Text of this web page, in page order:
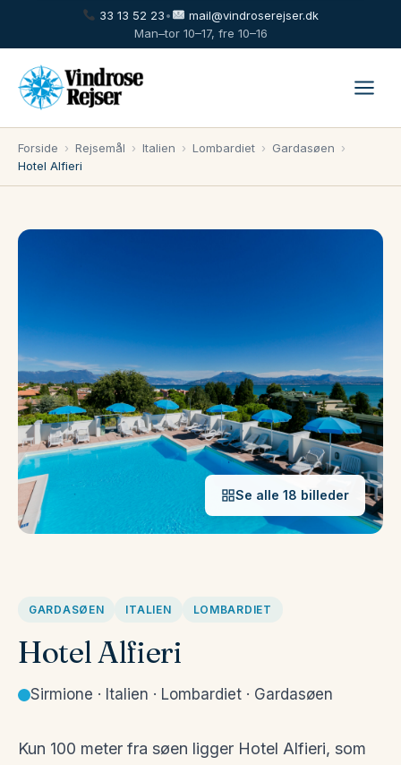
33 13 52 23•
mail@vindroserejser.dk
Man–tor 10–17, fre 10–16
Forside › Rejsemål › Italien › Lombardiet › Gardasøen ›
Hotel Alfieri
Se alle 18 billeder
GARDASØEN ITALIEN LOMBARDIET
Hotel Alfieri
Sirmione · Italien · Lombardiet · Gardasøen
Kun 100 meter fra søen ligger Hotel Alfieri, som